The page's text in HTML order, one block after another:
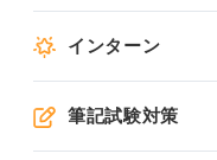
インターン
筆記試験対策